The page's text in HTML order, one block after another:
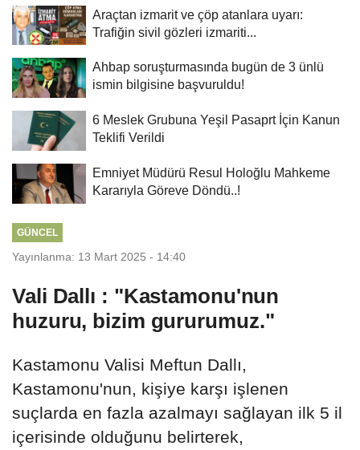
Araçtan izmarit ve çöp atanlara uyarı:
Trafiğin sivil gözleri izmariti...
Ahbap soruşturmasında bugün de 3 ünlü
ismin bilgisine başvuruldu!
6 Meslek Grubuna Yeşil Pasaprt İçin Kanun
Teklifi Verildi
Emniyet Müdürü Resul Holoğlu Mahkeme
Kararıyla Göreve Döndü..!
GÜNCEL
Yayınlanma: 13 Mart 2025 - 14:40
Vali Dallı : "Kastamonu'nun
huzuru, bizim gururumuz."
Kastamonu Valisi Meftun Dallı,
Kastamonu'nun, kişiye karşı işlenen
suçlarda en fazla azalmayı sağlayan ilk 5 il
içerisinde olduğunu belirterek,